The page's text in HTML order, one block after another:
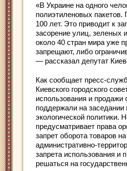
«В Украине на одного
полиэтиленовых пакетов.
100 лет. Это приводит к
засорение улиц, зеленых
около 40 стран мира уже
запрещают, либо
— рассказал депутат
Как сообщает пресс-
Киевского городского
использования и
поддержали на заседании
экологической политики.
предусматривает права
запрет оборота товаров
административно-
запрета использования и
решаться на